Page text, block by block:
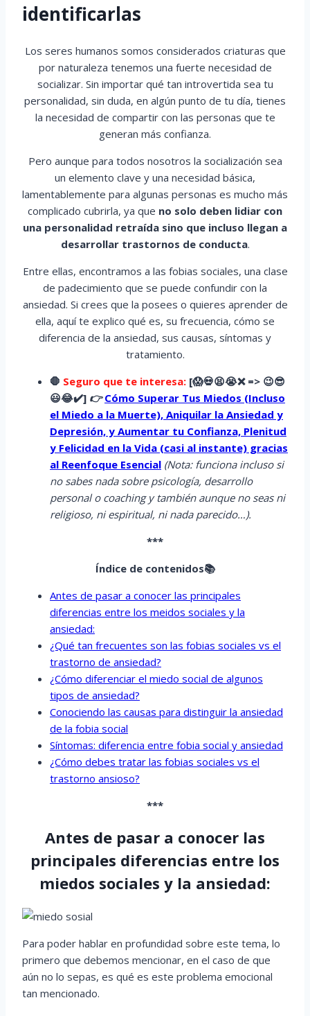
identificarlas
Los seres humanos somos considerados criaturas que
por naturaleza tenemos una fuerte necesidad de
socializar. Sin importar qué tan introvertida sea tu
personalidad, sin duda, en algún punto de tu día, tienes
la necesidad de compartir con las personas que te
generan más confianza.
Pero aunque para todos nosotros la socialización sea
un elemento clave y una necesidad básica,
lamentablemente para algunas personas es mucho más
complicado cubrirla, ya que no solo deben lidiar con
una personalidad retraída sino que incluso llegan a
desarrollar trastornos de conducta.
Entre ellas, encontramos a las fobias sociales, una clase
de padecimiento que se puede confundir con la
ansiedad. Si crees que la posees o quieres aprender de
ella, aquí te explico qué es, su frecuencia, cómo se
diferencia de la ansiedad, sus causas, síntomas y
tratamiento.
🛑 Seguro que te interesa: [😱💀😫😭❌ => 😉😎
😃😂✔️] 👉 Cómo Superar Tus Miedos (Incluso
el Miedo a la Muerte), Aniquilar la Ansiedad y
Depresión, y Aumentar tu Confianza, Plenitud
y Felicidad en la Vida (casi al instante) gracias
al Reenfoque Esencial (Nota: funciona incluso si
no sabes nada sobre psicología, desarrollo
personal o coaching y también aunque no seas ni
religioso, ni espiritual, ni nada parecido…).
***
Índice de contenidos📚
Antes de pasar a conocer las principales
diferencias entre los meidos sociales y la
ansiedad:
¿Qué tan frecuentes son las fobias sociales vs el
trastorno de ansiedad?
¿Cómo diferenciar el miedo social de algunos
tipos de ansiedad?
Conociendo las causas para distinguir la ansiedad
de la fobia social
Síntomas: diferencia entre fobia social y ansiedad
¿Cómo debes tratar las fobias sociales vs el
trastorno ansioso?
***
Antes de pasar a conocer las
principales diferencias entre los
miedos sociales y la ansiedad:
Para poder hablar en profundidad sobre este tema, lo
primero que debemos mencionar, en el caso de que
aún no lo sepas, es qué es este problema emocional
tan mencionado.